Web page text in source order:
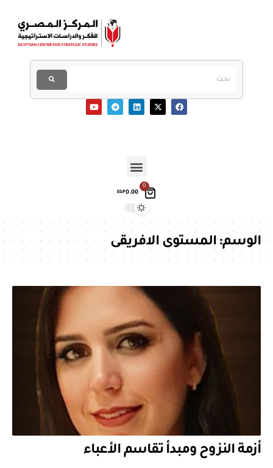
0
EGP0.00
الوسم:المستوى الافريقى
أزمة النزوح ومبدأ تقاسم الأعباء